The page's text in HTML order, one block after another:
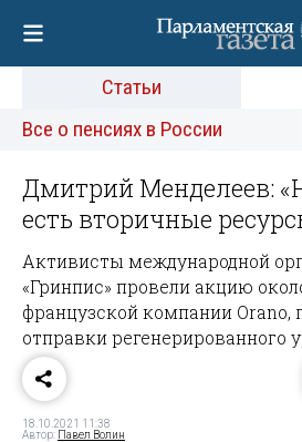
Статьи
Все о пенсиях в России
Дмитрий Менделеев:
есть вторичные
Активисты международной
«Гринпис» провели акцию
французской компании Orano,
отправки регенерированного
18.10.2021 11:38
Автор: Павел Волин